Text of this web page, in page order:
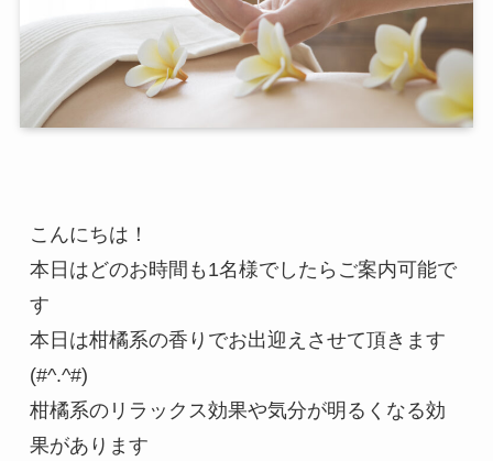
こんにちは！
本日はどのお時間も1名様でしたらご案内可能で
す
本日は柑橘系の香りでお出迎えさせて頂きます
(#^.^#)
柑橘系のリラックス効果や気分が明るくなる効
果があります